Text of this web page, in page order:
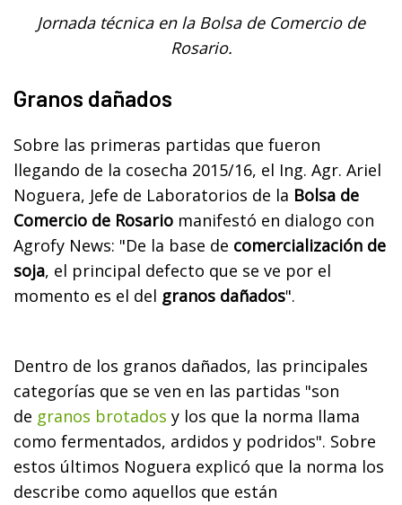
Jornada técnica en la Bolsa de Comercio de
Rosario.
Granos dañados
Sobre las primeras partidas que fueron
llegando de la cosecha 2015/16, el Ing. Agr. Ariel
Noguera, Jefe de Laboratorios de la Bolsa de
Comercio de Rosario manifestó en dialogo con
Agrofy News: "De la base de comercialización de
soja, el principal defecto que se ve por el
momento es el del granos dañados".
Dentro de los granos dañados, las principales
categorías que se ven en las partidas "son
de granos brotados y los que la norma llama
como fermentados, ardidos y podridos". Sobre
estos últimos Noguera explicó que la norma los
describe como aquellos que están